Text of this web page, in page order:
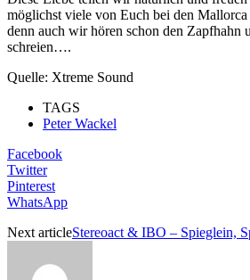
möglichst viele von Euch bei den
denn auch wir hören schon den Zapfhahn
schreien….
Quelle: Xtreme Sound
TAGS
Peter Wackel
Facebook
Twitter
Pinterest
WhatsApp
Next articleStereoact & IBO – Spieglein,